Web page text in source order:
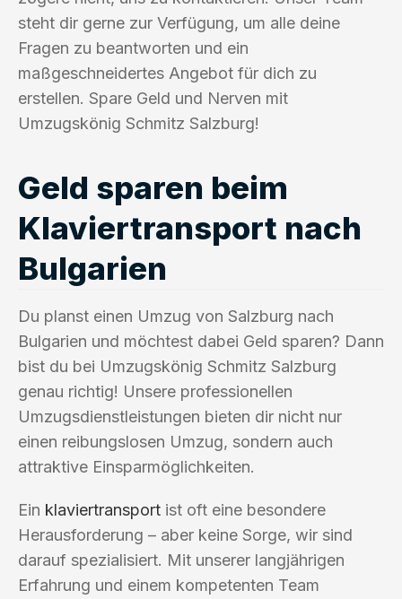
steht dir gerne zur Verfügung, um alle deine
Fragen zu beantworten und ein
maßgeschneidertes Angebot für dich zu
erstellen. Spare Geld und Nerven mit
Umzugskönig Schmitz Salzburg!
Geld sparen beim
Klaviertransport nach
Bulgarien
Du planst einen Umzug von Salzburg nach
Bulgarien und möchtest dabei Geld sparen? Dann
bist du bei Umzugskönig Schmitz Salzburg
genau richtig! Unsere professionellen
Umzugsdienstleistungen bieten dir nicht nur
einen reibungslosen Umzug, sondern auch
attraktive Einsparmöglichkeiten.
Ein klaviertransport ist oft eine besondere
Herausforderung – aber keine Sorge, wir sind
darauf spezialisiert. Mit unserer langjährigen
Erfahrung und einem kompetenten Team